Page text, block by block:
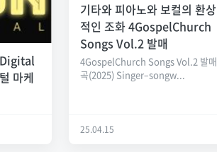
마케
​​​​​​​기타와 피아노와 보컬의 환상
적인 조화 4GospelChurch
Songs Vol.2 발매
4GospelChurch Songs Vol.2 발매
곡(2025) Singer–songw...
25.04.15